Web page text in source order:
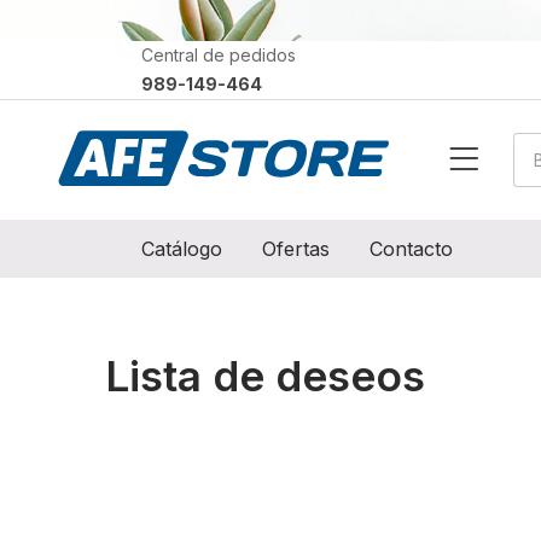
Central de pedidos
989-149-464
Catálogo Ofertas Contacto
Lista de deseos